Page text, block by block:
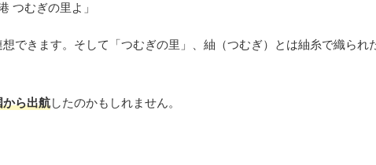
つむぎの里よ」
想できます。そして「つむぎの里」、紬（つむぎ）とは紬糸で織られ
から出航したのかもしれません。